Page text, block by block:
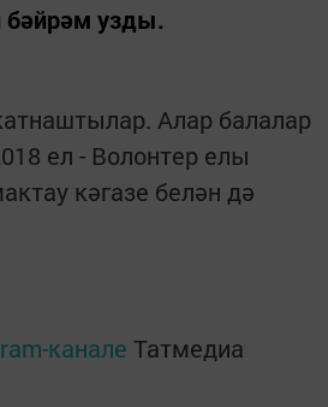
бәйрәм узды.
Алар балалар
ел - Волонтер елы
кәгазе белән дә
канале Татмедиа